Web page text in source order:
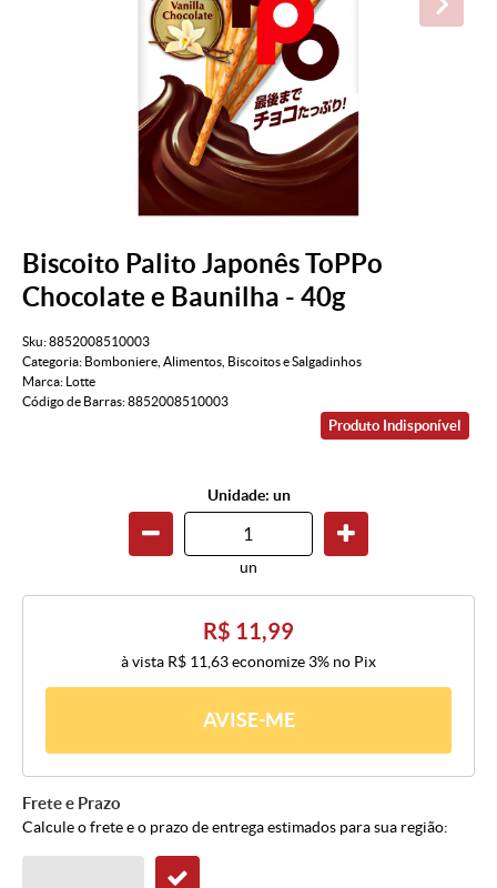
Biscoito Palito Japonês ToPPo
Chocolate e Baunilha - 40g
Sku:8852008510003
Categoria: Bomboniere Alimentos Biscoitos e Salgadinhos
Marca:
Lotte
Código de Barras:8852008510003
Produto Indisponível
Unidade: un
un
R$ 11,99
à vista R$ 11,63economize 3% no Pix
AVISE-ME
Frete e Prazo
Calcule o frete e o prazo de entrega estimados para sua região: